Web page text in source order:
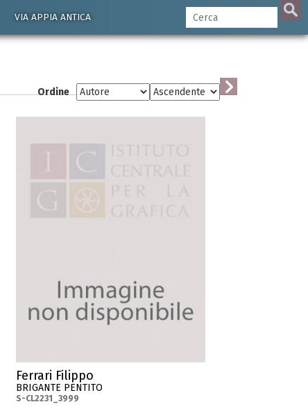
VIA APPIA ANTICA
Ordine
Ferrari Filippo
BRIGANTE PENTITO
S-CL2231_3999